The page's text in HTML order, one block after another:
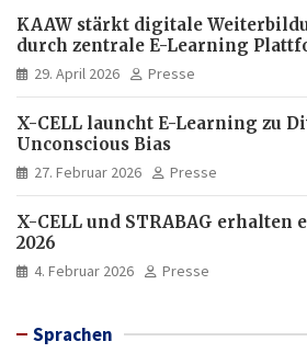
KAAW stärkt digitale
durch zentrale E-Learning
29. April 2026 Presse
X-CELL launcht E-Learning zu
Unconscious Bias
27. Februar 2026 Presse
X-CELL und STRABAG erhalten
2026
4. Februar 2026 Presse
Sprachen